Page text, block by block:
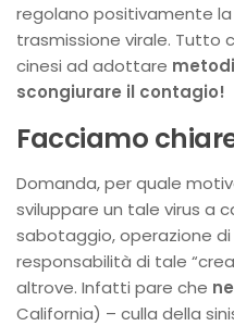
regolano positivamente
trasmissione virale. Tutto
cinesi ad adottare
scongiurare il contagio!
Facciamo
Domanda, per quale
sviluppare un tale virus a
sabotaggio, operazione
responsabilità di tale
altrove. Infatti pare che
California) – culla della